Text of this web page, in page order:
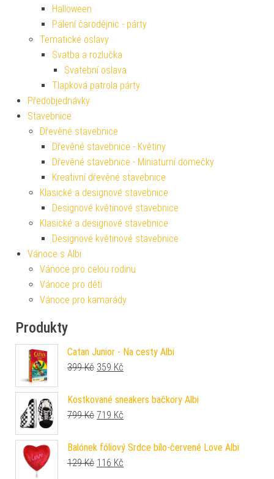
Halloween
Pálení čarodějnic - párty
Tematické oslavy
Svatba a rozlučka
Svatební oslava
Tlapková patrola párty
Předobjednávky
Stavebnice
Dřevěné stavebnice
Dřevěné stavebnice - Květiny
Dřevěné stavebnice - Miniaturní domečky
Kreativní dřevěné stavebnice
Klasické a designové stavebnice
Designové květinové stavebnice
Klasické a designové stavebnice
Designové květinové stavebnice
Vánoce s Albi
Vánoce pro celou rodinu
Vánoce pro děti
Vánoce pro kamarády
Produkty
Catan Junior - Na cesty Albi
399Kč Původní cena byla: 399 Kč.
359 Kč
Kostkované sneakers bačkory Albi
799Kč Původní cena byla: 799 Kč.
719 Kč
Balónek fóliový Srdce bílo-červené Love Albi
129Kč Původní cena byla: 129 Kč.
116 Kč